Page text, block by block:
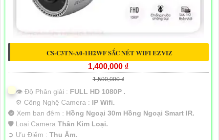
CS-C3TN-A0-1H2WF SẮC NÉT WIFI EZVIZ
1,400,000 ₫
1,500,000 ₫
👁 Độ Phân giải : FULL HD 1080P .
⚙ Công Nghệ Camera : IP Wifi.
🌚 Xem ban đêm : Hồng Ngoại 30m Hồng Ngoại Smart IR.
🛡 Loại Camera Thân Kim Loại.
️➲ Ưu Điểm : Thu Âm.